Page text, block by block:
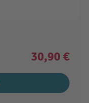
30,90 €